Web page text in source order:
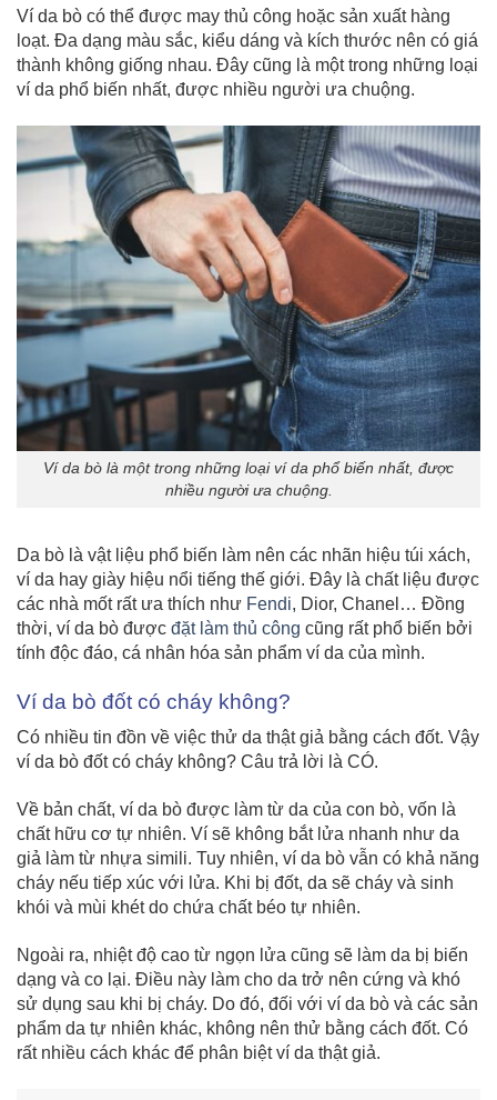
Ví da bò có thể được may thủ công hoặc sản xuất hàng
loạt. Đa dạng màu sắc, kiểu dáng và kích thước nên có giá
thành không giống nhau. Đây cũng là một trong những loại
ví da phổ biến nhất, được nhiều người ưa chuộng.
Ví da bò là một trong những loại ví da phổ biến nhất, được
nhiều người ưa chuộng.
Da bò là vật liệu phổ biến làm nên các nhãn hiệu túi xách,
ví da hay giày hiệu nổi tiếng thế giới. Đây là chất liệu được
các nhà mốt rất ưa thích như Fendi, Dior, Chanel… Đồng
thời, ví da bò được đặt làm thủ công cũng rất phổ biến bởi
tính độc đáo, cá nhân hóa sản phẩm ví da của mình.
Ví da bò đốt có cháy không?
Có nhiều tin đồn về việc thử da thật giả bằng cách đốt. Vậy
ví da bò đốt có cháy không? Câu trả lời là CÓ.
Về bản chất, ví da bò được làm từ da của con bò, vốn là
chất hữu cơ tự nhiên. Ví sẽ không bắt lửa nhanh như da
giả làm từ nhựa simili. Tuy nhiên, ví da bò vẫn có khả năng
cháy nếu tiếp xúc với lửa. Khi bị đốt, da sẽ cháy và sinh
khói và mùi khét do chứa chất béo tự nhiên.
Ngoài ra, nhiệt độ cao từ ngọn lửa cũng sẽ làm da bị biến
dạng và co lại. Điều này làm cho da trở nên cứng và khó
sử dụng sau khi bị cháy. Do đó, đối với ví da bò và các sản
phẩm da tự nhiên khác, không nên thử bằng cách đốt. Có
rất nhiều cách khác để phân biệt ví da thật giả.